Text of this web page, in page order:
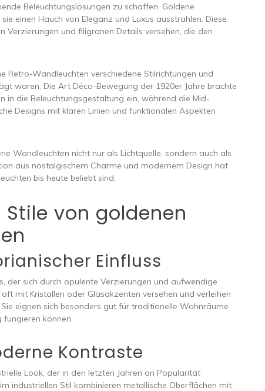
Beleuchtungslösungen zu schaffen. Goldene
einen Hauch von Eleganz und Luxus ausstrahlen. Diese
Verzierungen und filigranen Details versehen, die den
Retro-Wandleuchten verschiedene Stilrichtungen und
waren. Die Art Déco-Bewegung der 1920er Jahre brachte
in die Beleuchtungsgestaltung ein, während die Mid-
Designs mit klaren Linien und funktionalen Aspekten
Wandleuchten nicht nur als Lichtquelle, sondern auch als
aus nostalgischem Charme und modernem Design hat
bis heute beliebt sind.
von goldenen
Einfluss
der sich durch opulente Verzierungen und aufwendige
mit Kristallen oder Glasakzenten versehen und verleihen
eignen sich besonders gut für traditionelle Wohnräume
können.
Kontraste
Look, der in den letzten Jahren an Popularität
industriellen Stil kombinieren metallische Oberflächen mit